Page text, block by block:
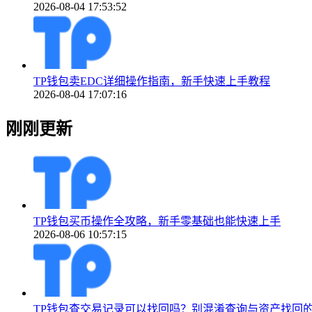
2026-08-04 17:53:52
TP钱包卖EDC详细操作指南，新手快速上手教程
2026-08-04 17:07:16
刚刚更新
TP钱包买币操作全攻略，新手零基础也能快速上手
2026-08-06 10:57:15
TP钱包查交易记录可以找回吗？别混淆查询与资产找回